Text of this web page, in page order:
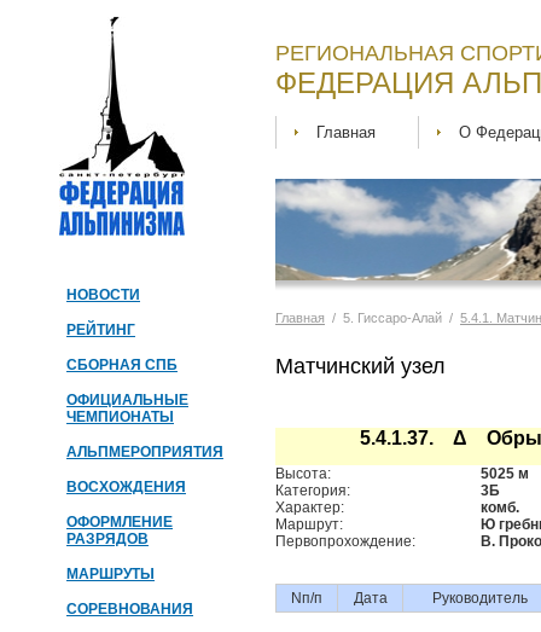
НОВОСТИ
РЕЙТИНГ
СБОРНАЯ СПБ
ОФИЦИАЛЬНЫЕ
ЧЕМПИОНАТЫ
АЛЬПМЕРОПРИЯТИЯ
ВОСХОЖДЕНИЯ
ОФОРМЛЕНИЕ
РАЗРЯДОВ
МАРШРУТЫ
СОРЕВНОВАНИЯ
РЕГИОНАЛЬНАЯ
ФЕДЕРАЦИЯ
Главная О
Главная / 5. Гиссаро-Алай / 5.4.1.
Матчинский узел
5.4.1.37. Δ
Высота:
5025 м
Категория:
3Б
Характер:
комб.
Маршрут:
Ю
Первопрохождение:
В.
Nп/п Дата Руководитель